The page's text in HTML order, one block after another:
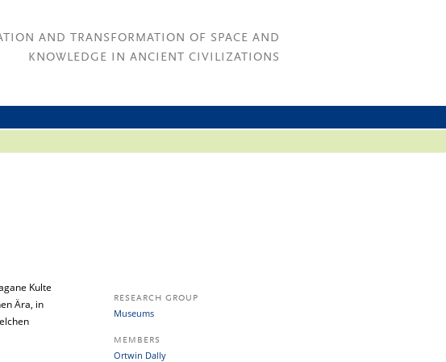
AND TRANSFORMATION OF SPACE AND
KNOWLEDGE IN ANCIENT CIVILIZATIONS
Kulte
Ära, in
RESEARCH GROUP
Museums
MEMBERS
Ortwin Dally